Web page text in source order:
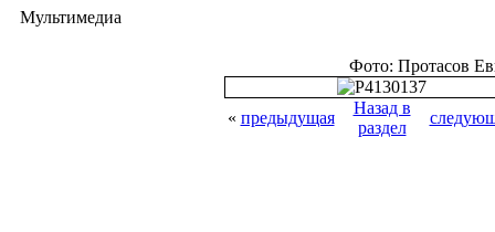
Мультимедиа
Фото: Протасов
« предыдущая
Назад в
раздел